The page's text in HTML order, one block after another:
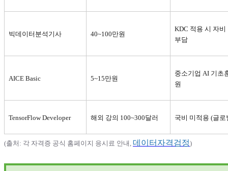
빅데이터분석기사 40~100만원
KDC 적용 시 자비
부담
AICE Basic 5~15만원
중소기업 AI 기초
원
TensorFlow Developer 해외 강의 100~300달러 국비 미적용 (글로
(출처: 각 자격증 공식 홈페이지 응시료 안내, 데이터자격검정)